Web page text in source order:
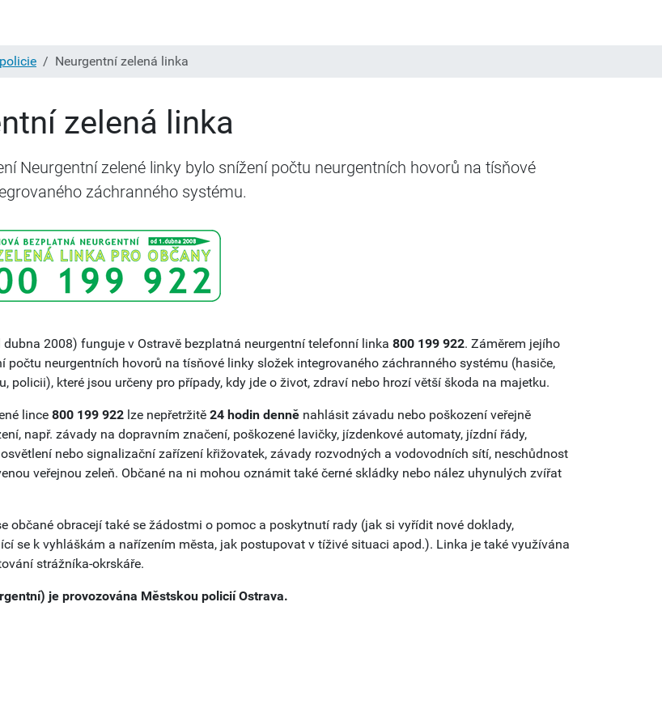
Neurgentní zelená linka
zelená linka
Neurgentní zelené linky bylo snížení počtu neurgentních hovorů na tísňové
záchranného systému.
dubna 2008) funguje v Ostravě bezplatná neurgentní telefonní linka 800 199 922. Záměrem jejího
počtu neurgentních hovorů na tísňové linky složek integrovaného záchranného systému (hasiče,
policii), které jsou určeny pro případy, kdy jde o život, zdraví nebo hrozí větší škoda na majetku.
lince 800 199 922 lze nepřetržitě 24 hodin denně nahlásit závadu nebo poškození veřejně
např. závady na dopravním značení, poškozené lavičky, jízdenkové automaty, jízdní řády,
nebo signalizační zařízení křižovatek, závady rozvodných a vodovodních sítí, neschůdnost
veřejnou zeleň. Občané na ni mohou oznámit také černé skládky nebo nález uhynulých zvířat
občané obracejí také se žádostmi o pomoc a poskytnutí rady (jak si vyřídit nové doklady,
se k vyhláškám a nařízením města, jak postupovat v tíživé situaci apod.). Linka je také využívána
strážníka-okrskáře.
je provozována Městskou policií Ostrava.